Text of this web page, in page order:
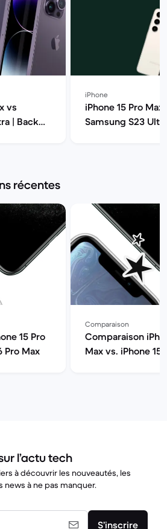
vs
iPhone
iPhone 15 Pro Max
Samsung S23
récentes
15 Pro
Pro Max
Comparaison
Comparaison
Max vs. iPhone 15
l’actu tech
à découvrir les nouveautés, les
à ne pas manquer.
S’inscrire